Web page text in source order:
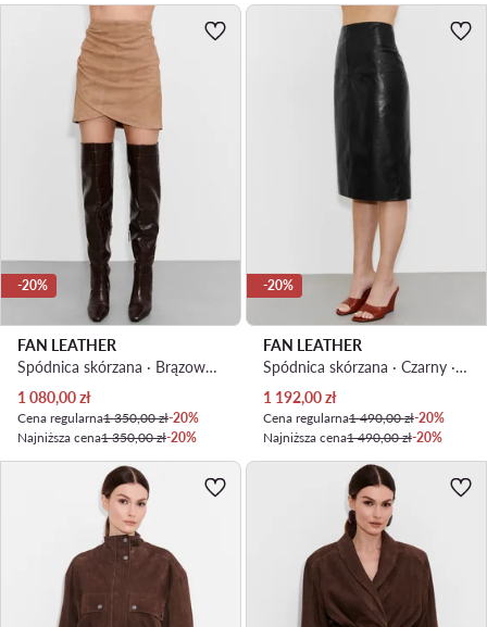
-20%
FAN LEATHER
Spódnica skórzana · Brązowy jasny
Aktualna cena
1 080,00zł
Cena regularna1 350,00 zł-20%
Najniższa cena1 350,00 zł-20%
-20%
FAN LEATHER
Spódnica skórzana · Czarny · Midi
Aktualna cena
1 192,00zł
Cena regularna1 490,00 zł-20%
Najniższa cena1 490,00 zł-20%